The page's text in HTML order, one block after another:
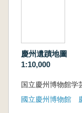
慶州遺蹟地圖
1:10,000